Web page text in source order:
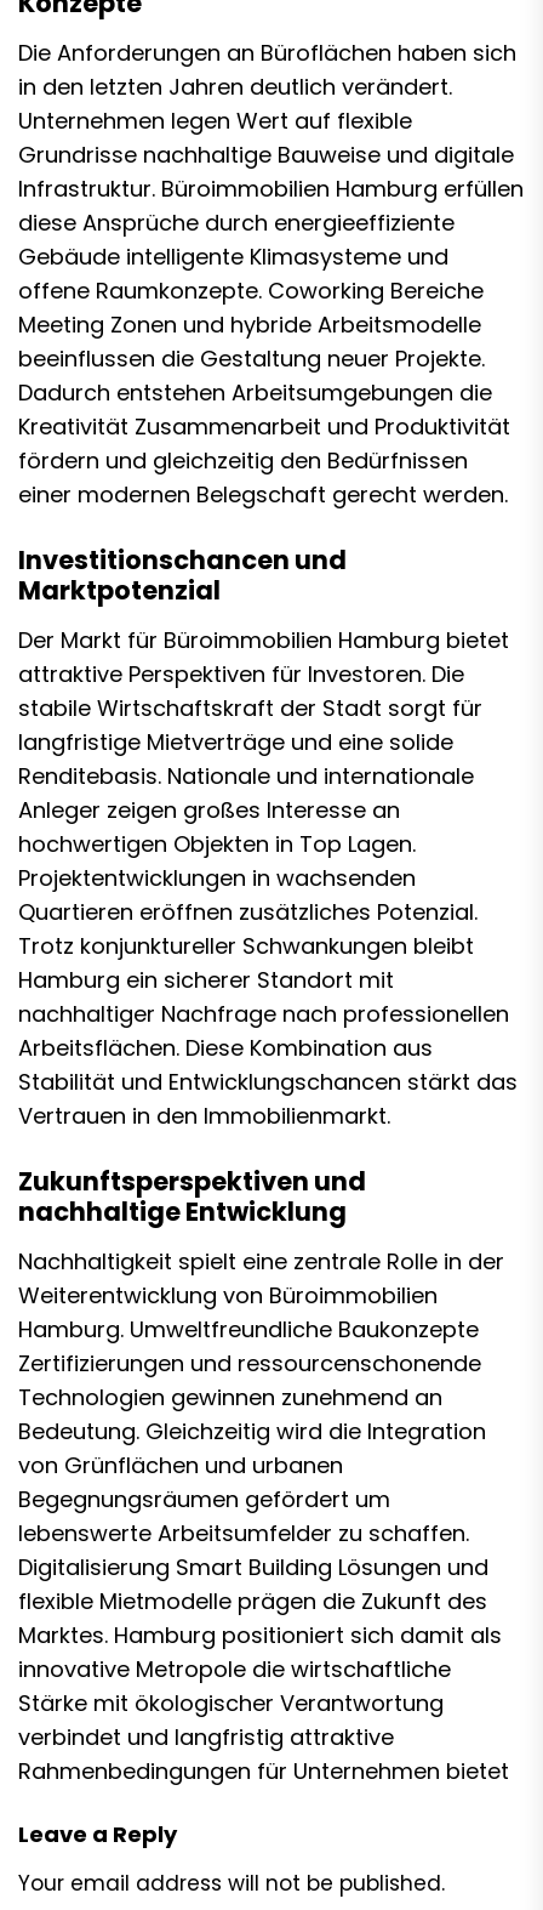
Die Anforderungen an Büroflächen haben sich
in den letzten Jahren deutlich verändert.
Unternehmen legen Wert auf flexible
Grundrisse nachhaltige Bauweise und digitale
Infrastruktur. Büroimmobilien Hamburg erfüllen
diese Ansprüche durch energieeffiziente
Gebäude intelligente Klimasysteme und
offene Raumkonzepte. Coworking Bereiche
Meeting Zonen und hybride Arbeitsmodelle
beeinflussen die Gestaltung neuer Projekte.
Dadurch entstehen Arbeitsumgebungen die
Kreativität Zusammenarbeit und Produktivität
fördern und gleichzeitig den Bedürfnissen
einer modernen Belegschaft gerecht werden.
Investitionschancen und
Marktpotenzial
Der Markt für Büroimmobilien Hamburg bietet
attraktive Perspektiven für Investoren. Die
stabile Wirtschaftskraft der Stadt sorgt für
langfristige Mietverträge und eine solide
Renditebasis. Nationale und internationale
Anleger zeigen großes Interesse an
hochwertigen Objekten in Top Lagen.
Projektentwicklungen in wachsenden
Quartieren eröffnen zusätzliches Potenzial.
Trotz konjunktureller Schwankungen bleibt
Hamburg ein sicherer Standort mit
nachhaltiger Nachfrage nach professionellen
Arbeitsflächen. Diese Kombination aus
Stabilität und Entwicklungschancen stärkt das
Vertrauen in den Immobilienmarkt.
Zukunftsperspektiven und
nachhaltige Entwicklung
Nachhaltigkeit spielt eine zentrale Rolle in der
Weiterentwicklung von Büroimmobilien
Hamburg. Umweltfreundliche Baukonzepte
Zertifizierungen und ressourcenschonende
Technologien gewinnen zunehmend an
Bedeutung. Gleichzeitig wird die Integration
von Grünflächen und urbanen
Begegnungsräumen gefördert um
lebenswerte Arbeitsumfelder zu schaffen.
Digitalisierung Smart Building Lösungen und
flexible Mietmodelle prägen die Zukunft des
Marktes. Hamburg positioniert sich damit als
innovative Metropole die wirtschaftliche
Stärke mit ökologischer Verantwortung
verbindet und langfristig attraktive
Rahmenbedingungen für Unternehmen bietet
Leave a Reply
Your email address will not be published.